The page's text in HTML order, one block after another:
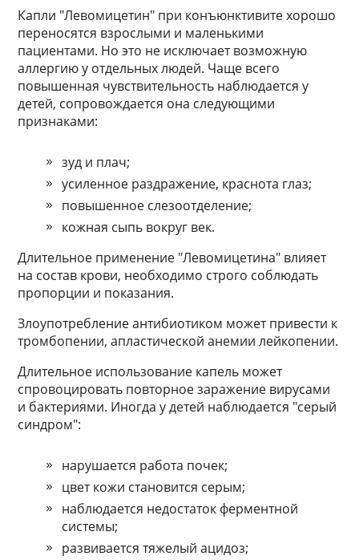
Капли "Левомицетин" при конъюнктивите хорошо
переносятся взрослыми и маленькими
пациентами. Но это не исключает возможную
аллергию у отдельных людей. Чаще всего
повышенная чувствительность наблюдается у
детей, сопровождается она следующими
признаками:
зуд и плач;
усиленное раздражение, краснота глаз;
повышенное слезоотделение;
кожная сыпь вокруг век.
Длительное применение "Левомицетина" влияет
на состав крови, необходимо строго соблюдать
пропорции и показания.
Злоупотребление антибиотиком может привести к
тромбопении, апластической анемии лейкопении.
Длительное использование капель может
спровоцировать повторное заражение вирусами
и бактериями. Иногда у детей наблюдается "серый
синдром":
нарушается работа почек;
цвет кожи становится серым;
наблюдается недостаток ферментной
системы;
развивается тяжелый ацидоз;